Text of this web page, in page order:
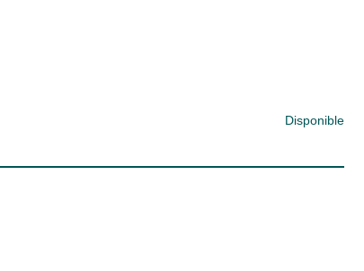
Disponible